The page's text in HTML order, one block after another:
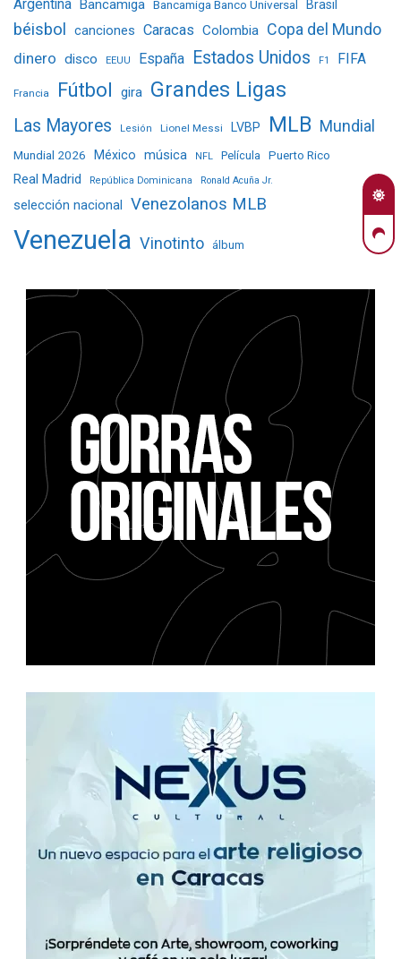
Argentina Bancamiga Bancamiga Banco Universal Brasil
béisbol canciones Caracas Colombia Copa del Mundo
dinero disco EEUU España Estados Unidos F1 FIFA
Francia Fútbol gira Grandes Ligas
Las Mayores Lesión Lionel Messi LVBP MLB Mundial
Mundial 2026 México música NFL Película Puerto Rico
Real Madrid República Dominicana Ronald Acuña Jr.
selección nacional Venezolanos MLB
Venezuela Vinotinto álbum